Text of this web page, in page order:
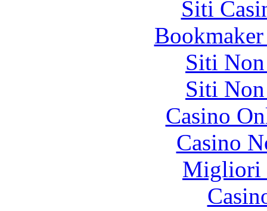
Siti
Siti
Siti
Casino
Casino
Migliori